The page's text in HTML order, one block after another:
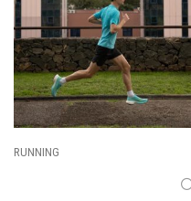
SPORT PARALIMPICI